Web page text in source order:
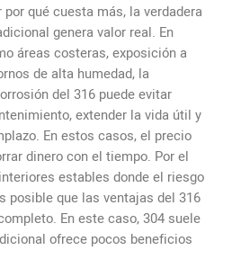
qué cuesta más, la verdadera
genera valor real. En
áreas costeras, exposición a
de alta humedad, la
del 316 puede evitar
extender la vida útil y
En estos casos, el precio
dinero con el tiempo. Por el
estables donde el riesgo
posible que las ventajas del 316
En este caso, 304 suele
ofrece pocos beneficios